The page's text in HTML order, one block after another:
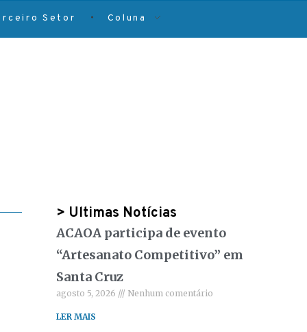
Setor Coluna
> Ultimas Notícias
ACAOA participa de evento
“Artesanato Competitivo” em
Santa Cruz
agosto 5, 2026 Nenhum comentário
LER MAIS